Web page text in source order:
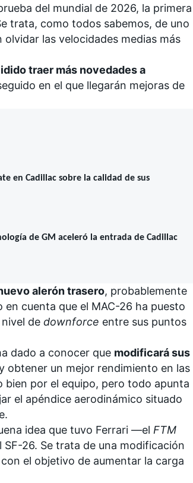
del mundial de 2026, la primera
trata, como todos sabemos, de uno
las velocidades medias más
traer más novedades a
en el que llegarán mejoras de
en Cadillac sobre la calidad de sus
de GM aceleró la entrada de Cadillac
alerón trasero, probablemente
cuenta que el MAC-26 ha puesto
de downforce entre sus puntos
dado a conocer que modificará sus
obtener un mejor rendimiento en las
bien por el equipo, pero todo apunta
el apéndice aerodinámico situado
idea que tuvo Ferrari —el FTM
26. Se trata de una modificación
con el objetivo de aumentar la carga